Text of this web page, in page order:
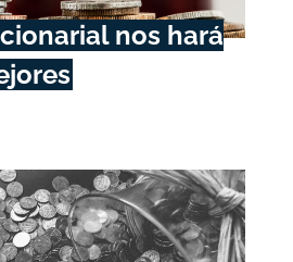
nos hará